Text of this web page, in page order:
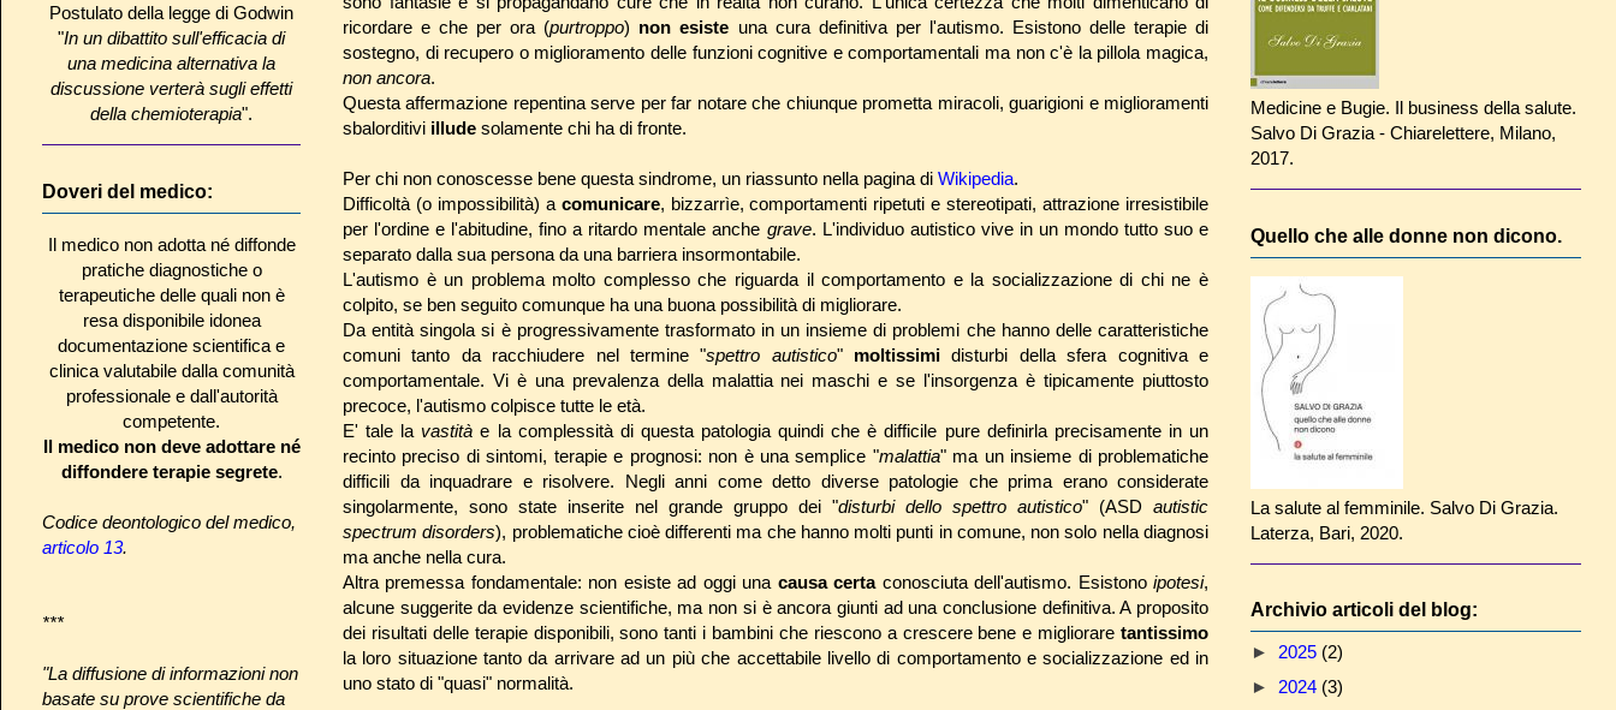
ricordare e che per ora (purtroppo) non esiste una cura definitiva per l'autismo. Esistono delle terapie di
sostegno, di recupero o miglioramento delle funzioni cognitive e comportamentali ma non c'è la pillola magica,
non ancora.
Questa affermazione repentina serve per far notare che chiunque prometta miracoli, guarigioni e miglioramenti
sbalorditivi illude solamente chi ha di fronte.
Per chi non conoscesse bene questa sindrome, un riassunto nella pagina di Wikipedia.
Difficoltà (o impossibilità) a comunicare, bizzarrìe, comportamenti ripetuti e stereotipati, attrazione irresistibile
per l'ordine e l'abitudine, fino a ritardo mentale anche grave. L'individuo autistico vive in un mondo tutto suo e
separato dalla sua persona da una barriera insormontabile.
L'autismo è un problema molto complesso che riguarda il comportamento e la socializzazione di chi ne è
colpito, se ben seguito comunque ha una buona possibilità di migliorare.
Da entità singola si è progressivamente trasformato in un insieme di problemi che hanno delle caratteristiche
comuni tanto da racchiudere nel termine "spettro autistico" moltissimi disturbi della sfera cognitiva e
comportamentale. Vi è una prevalenza della malattia nei maschi e se l'insorgenza è tipicamente piuttosto
precoce, l'autismo colpisce tutte le età.
E' tale la vastitàe la complessità di questa patologia quindi che è difficile pure definirla precisamente in un
recinto preciso di sintomi, terapie e prognosi: non è una semplice "malattia" ma un insieme di problematiche
difficili da inquadrare e risolvere. Negli anni come detto diverse patologie che prima erano considerate
singolarmente, sono state inserite nel grande gruppo dei "disturbi dello spettro autistico" (ASD autistic
spectrum disorders), problematiche cioè differenti ma che hanno molti punti in comune, non solo nella diagnosi
ma anche nella cura.
Altra premessa fondamentale: non esiste ad oggi una causa certa conosciuta dell'autismo. Esistonoipotesi,
alcune suggerite da evidenze scientifiche, ma non si è ancora giunti ad una conclusione definitiva. A proposito
dei risultati delle terapie disponibili, sono tanti i bambini che riescono a crescere bene e migliorare tantissimo
la loro situazione tanto da arrivare ad un più che accettabile livello di comportamento e socializzazione ed in
uno stato di "quasi" normalità.
Postulato della legge di Godwin
"In un dibattito sull'efficacia di
una medicina alternativa la
discussione verterà sugli effetti
della chemioterapia".
Doveri del medico:
Il medico non adotta né diffonde
pratiche diagnostiche o
terapeutiche delle quali non è
resa disponibile idonea
documentazione scientifica e
clinica valutabile dalla comunità
professionale e dall'autorità
competente.
Il medico non deve adottare né
diffondere terapie segrete.
Codice deontologico del medico,
articolo 13.
***
"La diffusione di informazioni non
basate su prove scientifiche da
Medicine e Bugie. Il business della salute.
Salvo Di Grazia - Chiarelettere, Milano,
2017.
Quello che alle donne non dicono.
La salute al femminile. Salvo Di Grazia.
Laterza, Bari, 2020.
Archivio articoli del blog:
► 2025 (2)
► 2024 (3)